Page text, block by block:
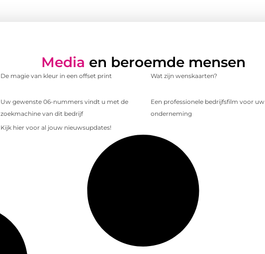
Media en beroemde mensen
De magie van kleur in een offset print Wat zijn wenskaarten?
Uw gewenste 06-nummers vindt u met de
zoekmachine van dit bedrijf
Een professionele bedrijfsfilm voor uw
onderneming
Kijk hier voor al jouw nieuwsupdates!